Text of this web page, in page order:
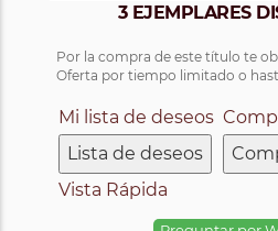
3 EJEMPLARES
Por la compra de este título te
Oferta por tiempo limitado o
Mi lista de deseos
Lista de deseos
Vista Rápida